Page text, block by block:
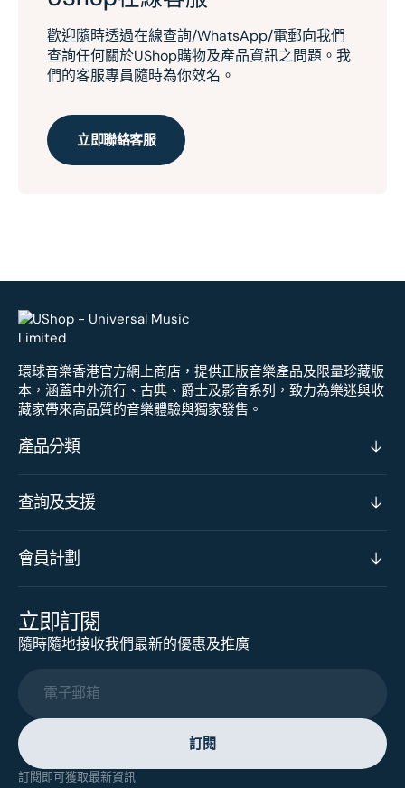
歡迎隨時透過在線查詢/WhatsApp/電郵向我們
查詢任何關於UShop購物及產品資訊之問題。我
們的客服專員隨時為你效名。
立即聯絡客服
環球音樂香港官方網上商店，提供正版音樂產品及限量珍藏版
本，涵蓋中外流行、古典、爵士及影音系列，致力為樂迷與收
藏家帶來高品質的音樂體驗與獨家發售。
產品分類
查詢及支援
會員計劃
立即訂閱
隨時隨地接收我們最新的優惠及推廣
電子郵箱
訂閱
訂閱即可獲取最新資訊